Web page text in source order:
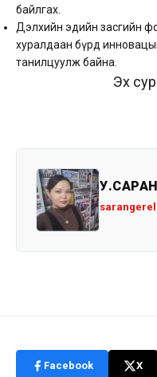
байлгах.
Дэлхийн эдийн засгийн
хуралдаан бүрд
танилцуулж байна.
Эх
Facebook X